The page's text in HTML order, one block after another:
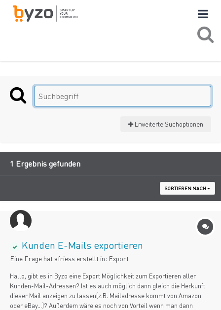
Erweiterte Suchoptionen
1 Ergebnis gefunden
SORTIEREN NACH
Kunden E-Mails exportieren
Eine Frage hat afriess erstellt in: Export
Hallo, gibt es in Byzo eine Export Möglichkeit zum Exportieren aller
Kunden-Mail-Adressen? Ist es auch möglich dann gleich die Herkunft
dieser Mail anzeigen zu lassen(z.B. Mailadresse kommt von Amazon
oder eBay...)? Außerdem wäre es noch von Vorteil wenn man dann